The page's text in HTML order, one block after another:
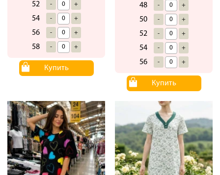
52 - +
54 - +
56 - +
58 - +
Купить
48 - +
50 - +
52 - +
54 - +
56 - +
Купить